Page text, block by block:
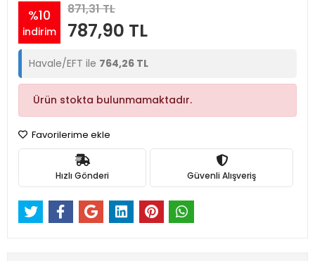
%10
indirim
871,31 TL
787,90 TL
Havale/EFT ile 764,26 TL
Ürün stokta bulunmamaktadır.
Favorilerime ekle
Hızlı Gönderi Güvenli Alışveriş